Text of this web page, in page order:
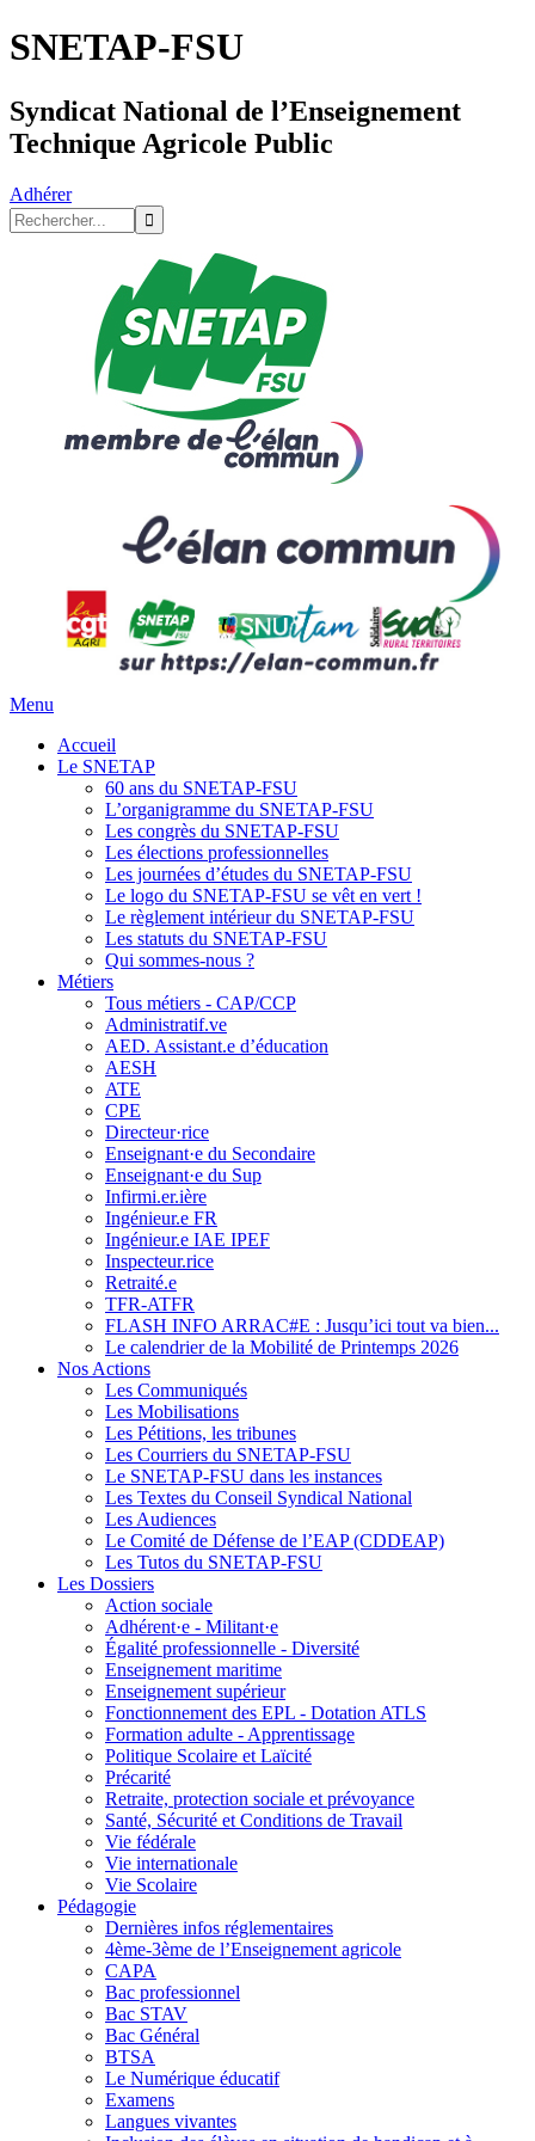
SNETAP-FSU
Syndicat National de l’Enseignement
Technique Agricole Public
Adhérer
Menu
Accueil
Le SNETAP
60 ans du SNETAP-FSU
L’organigramme du SNETAP-FSU
Les congrès du SNETAP-FSU
Les élections professionnelles
Les journées d’études du SNETAP-FSU
Le logo du SNETAP-FSU se vêt en vert !
Le règlement intérieur du SNETAP-FSU
Les statuts du SNETAP-FSU
Qui sommes-nous ?
Métiers
Tous métiers - CAP/CCP
Administratif.ve
AED. Assistant.e d’éducation
AESH
ATE
CPE
Directeur·rice
Enseignant·e du Secondaire
Enseignant·e du Sup
Infirmi.er.ière
Ingénieur.e FR
Ingénieur.e IAE IPEF
Inspecteur.rice
Retraité.e
TFR-ATFR
FLASH INFO ARRAC#E : Jusqu’ici tout va bien...
Le calendrier de la Mobilité de Printemps 2026
Nos Actions
Les Communiqués
Les Mobilisations
Les Pétitions, les tribunes
Les Courriers du SNETAP-FSU
Le SNETAP-FSU dans les instances
Les Textes du Conseil Syndical National
Les Audiences
Le Comité de Défense de l’EAP (CDDEAP)
Les Tutos du SNETAP-FSU
Les Dossiers
Action sociale
Adhérent·e - Militant·e
Égalité professionnelle - Diversité
Enseignement maritime
Enseignement supérieur
Fonctionnement des EPL - Dotation ATLS
Formation adulte - Apprentissage
Politique Scolaire et Laïcité
Précarité
Retraite, protection sociale et prévoyance
Santé, Sécurité et Conditions de Travail
Vie fédérale
Vie internationale
Vie Scolaire
Pédagogie
Dernières infos réglementaires
4ème-3ème de l’Enseignement agricole
CAPA
Bac professionnel
Bac STAV
Bac Général
BTSA
Le Numérique éducatif
Examens
Langues vivantes